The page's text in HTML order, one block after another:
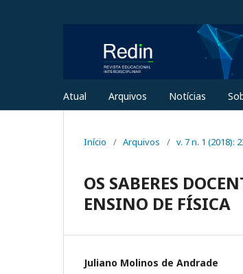
Atual Arquivos Notícias
Início / Arquivos / v. 7 n. 1 (2018):
OS SABERES
ENSINO DE FÍSICA
Juliano Molinos de Andrade